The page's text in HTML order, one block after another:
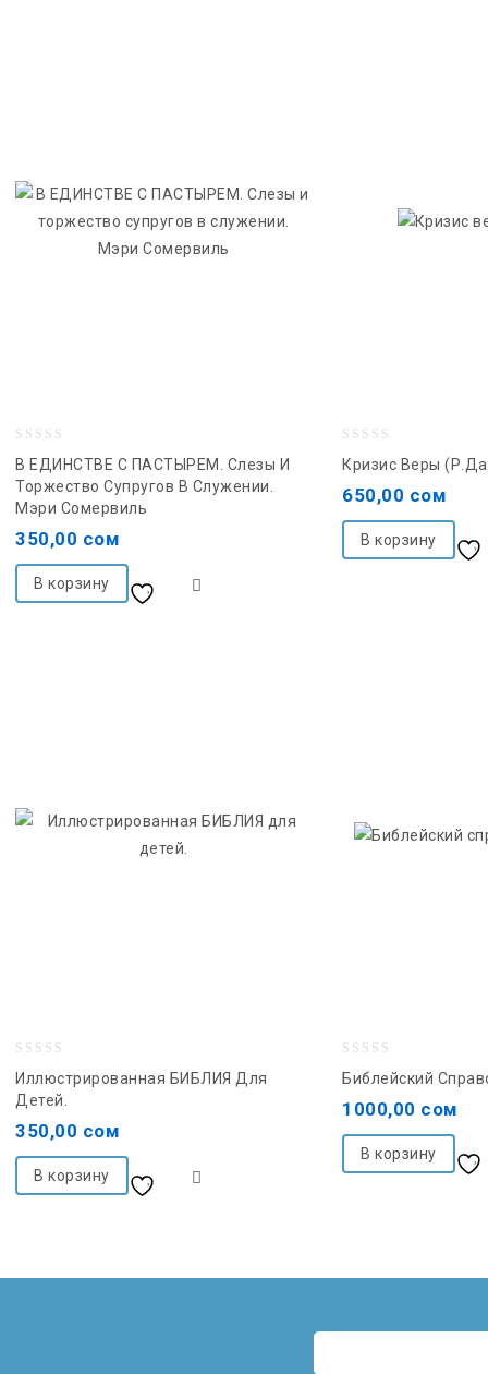
out
of
5
В ЕДИНСТВЕ С ПАСТЫРЕМ. Слезы И
Торжество Супругов В Служении.
Мэри Сомервиль
350,00 сом
В корзину
Кризис Веры
650,00 сом
В корзину
out
of
Иллюстрированная БИБЛИЯ Для
Детей.
350,00 сом
В корзину
Библейский
1000,00 сом
В корзину